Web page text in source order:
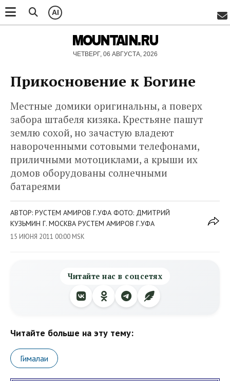
AI
MOUNTAIN.RU
ЧЕТВЕРГ, 06 АВГУСТА, 2026
Прикосновение к Богине
Местные домики оригинальны, а поверх
забора штабеля кизяка. Крестьяне пашут
землю сохой, но зачастую владеют
навороченными сотовыми телефонами,
приличными мотоциклами, а крыши их
домов оборудованы солнечными
батареями
АВТОР: РУСТЕМ АМИРОВ Г.УФА ФОТО: ДМИТРИЙ
КУЗЬМИН Г. МОСКВА РУСТЕМ АМИРОВ Г.УФА
15 ИЮНЯ 2011 00:00 MSK
Читайте нас в соцсетях
Читайте больше на эту тему:
Гималаи